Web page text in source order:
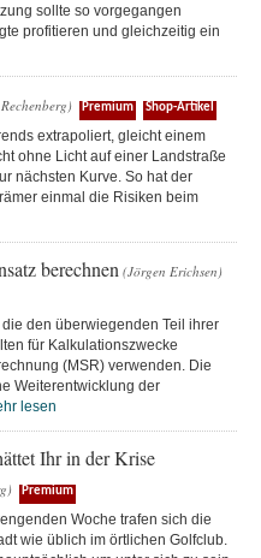
sollte so vorgegangen
profitieren und gleichzeitig ein
Premium Shop-Artikel
extrapoliert, gleicht einem
ohne Licht auf einer Landstraße
nächsten Kurve. So hat der
einmal die Risiken beim
berechnen (Jörgen Erichsen)
den überwiegenden Teil ihrer
für Kalkulationszwecke
(MSR) verwenden. Die
Weiterentwicklung der
lesen
Ihr in der Krise
Premium
Woche trafen sich die
wie üblich im örtlichen Golfclub.